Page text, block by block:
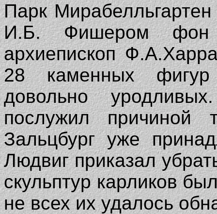
Парк
И.Б. Фишером фон
архиепископ
28 каменных фигур
довольно
послужил причиной
Зальцбург уже
Людвиг приказал
скульптур карликов
не всех их удалось